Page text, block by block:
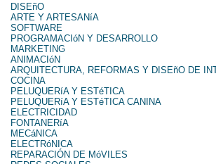
DISEñO
ARTE Y ARTESANíA
SOFTWARE
PROGRAMACIóN Y DESARROLLO
MARKETING
ANIMACIóN
ARQUITECTURA, REFORMAS Y DISEñO DE
COCINA
PELUQUERíA Y ESTéTICA
PELUQUERíA Y ESTéTICA CANINA
ELECTRICIDAD
FONTANERíA
MECáNICA
ELECTRóNICA
REPARACIÓN DE MóVILES